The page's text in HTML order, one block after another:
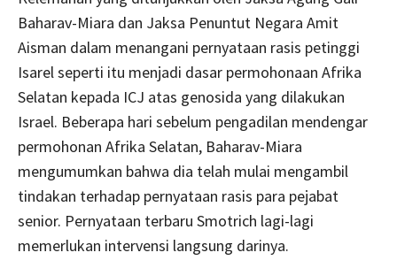
Baharav-Miara dan Jaksa Penuntut Negara Amit
Aisman dalam menangani pernyataan rasis petinggi
Isarel seperti itu menjadi dasar permohonaan Afrika
Selatan kepada ICJ atas genosida yang dilakukan
Israel. Beberapa hari sebelum pengadilan mendengar
permohonan Afrika Selatan, Baharav-Miara
mengumumkan bahwa dia telah mulai mengambil
tindakan terhadap pernyataan rasis para pejabat
senior. Pernyataan terbaru Smotrich lagi-lagi
memerlukan intervensi langsung darinya.